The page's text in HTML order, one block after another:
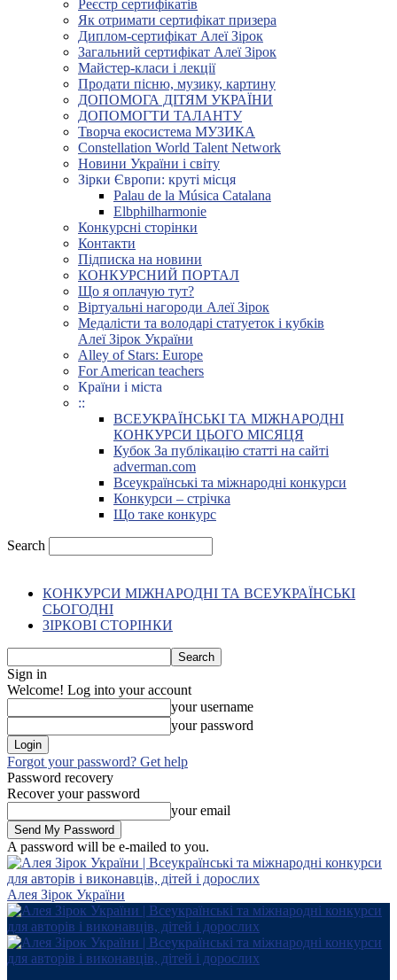
Реєстр сертифікатів
Як отримати сертифікат призера
Диплом-сертифікат Алеї Зірок
Загальний сертифікат Алеї Зірок
Майстер-класи і лекції
Продати пісню, музику, картину
ДОПОМОГА ДІТЯМ УКРАЇНИ
ДОПОМОГТИ ТАЛАНТУ
Творча екосистема МУЗИКА
Constellation World Talent Network
Новини України і світу
Зірки Європи: круті місця
Palau de la Música Catalana
Elbphilharmonie
Конкурсні сторінки
Контакти
Підписка на новини
КОНКУРСНИЙ ПОРТАЛ
Що я оплачую тут?
Віртуальні нагороди Алеї Зірок
Медалісти та володарі статуеток і кубків
Алеї Зірок України
Alley of Stars: Europe
For American teachers
Країни і міста
::
ВСЕУКРАЇНСЬКІ ТА МІЖНАРОДНІ
КОНКУРСИ ЦЬОГО МІСЯЦЯ
Кубок За публікацію статті на сайті
adverman.com
Всеукраїнські та міжнародні конкурси
Конкурси – стрічка
Що таке конкурс
Search
КОНКУРСИ МІЖНАРОДНІ ТА ВСЕУКРАЇНСЬКІ
СЬОГОДНІ
ЗІРКОВІ СТОРІНКИ
Sign in
Welcome! Log into your account
your username
your password
Forgot your password? Get help
Password recovery
Recover your password
your email
A password will be e-mailed to you.
Алея Зірок України